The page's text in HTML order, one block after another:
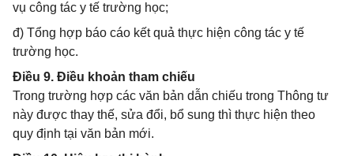
vụ công tác y tế trường học;
đ) Tổng hợp báo cáo kết quả thực hiện công tác y tế
trường học.
Điều 9. Điều khoản tham chiếu
Trong trường hợp các văn bản dẫn chiếu trong Thông tư
này được thay thế, sửa đổi, bổ sung thì thực hiện theo
quy định tại văn bản mới.